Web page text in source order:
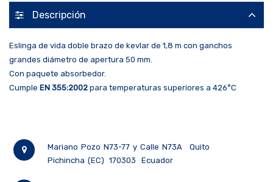
Descripción
Eslinga de vida doble brazo de kevlar de 1,8 m con ganchos
grandes diámetro de apertura 50 mm.
Con paquete absorbedor.
Cumple EN 355:2002 para temperaturas superiores a 426°C
Mariano Pozo N73-77 y Calle N73A
Quito
Pichincha (EC)
170303 Ecuador